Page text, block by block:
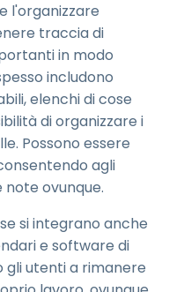
l'organizzare
traccia di
in modo
includono
elenchi di cose
di organizzare i
Possono essere
agli
ovunque.
si integrano anche
e software di
gli utenti a rimanere